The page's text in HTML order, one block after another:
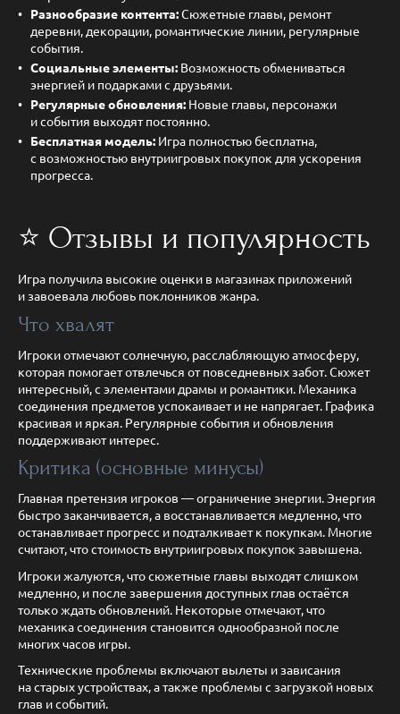
Разнообразие контента:Сюжетные главы, ремонт
деревни, декорации, романтические линии, регулярные
события.
Социальные элементы: Возможность обмениваться
энергией и подарками с друзьями.
Регулярные обновления: Новые главы, персонажи
и события выходят постоянно.
Бесплатная модель: Игра полностью бесплатна,
с возможностью внутриигровых покупок для ускорения
прогресса.
⭐ Отзывы и популярность
Игра получила высокие оценки в магазинах приложений
и завоевала любовь поклонников жанра.
Что хвалят
Игроки отмечают солнечную, расслабляющую атмосферу,
которая помогает отвлечься от повседневных забот. Сюжет
интересный, с элементами драмы и романтики. Механика
соединения предметов успокаивает и не напрягает. Графика
красивая и яркая. Регулярные события и обновления
поддерживают интерес.
Критика (основные минусы)
Главная претензия игроков — ограничение энергии. Энергия
быстро заканчивается, а восстанавливается медленно, что
останавливает прогресс и подталкивает к покупкам. Многие
считают, что стоимость внутриигровых покупок завышена.
Игроки жалуются, что сюжетные главы выходят слишком
медленно, и после завершения доступных глав остаётся
только ждать обновлений. Некоторые отмечают, что
механика соединения становится однообразной после
многих часов игры.
Технические проблемы включают вылеты и зависания
на старых устройствах, а также проблемы с загрузкой новых
глав и событий.